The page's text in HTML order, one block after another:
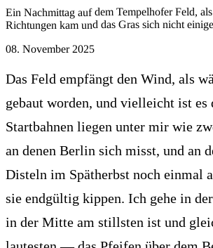
Ein Nachmittag auf dem Tempelhofer Feld,
Richtungen kam und das Gras sich nicht
08. November 2025
Das Feld empfängt den Wind, als
gebaut worden, und vielleicht ist es
Startbahnen liegen unter mir wie
an denen Berlin sich misst, und an
Disteln im Spätherbst noch einmal
sie endgültig kippen. Ich gehe in
in der Mitte am stillsten ist und